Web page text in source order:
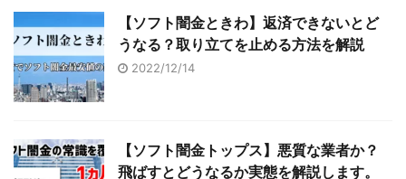
【ソフト闇金ときわ】返済できないとど
うなる？取り立てを止める方法を解説
2022/12/14
【ソフト闇金トップス】悪質な業者か？
飛ばすとどうなるか実態を解説します。